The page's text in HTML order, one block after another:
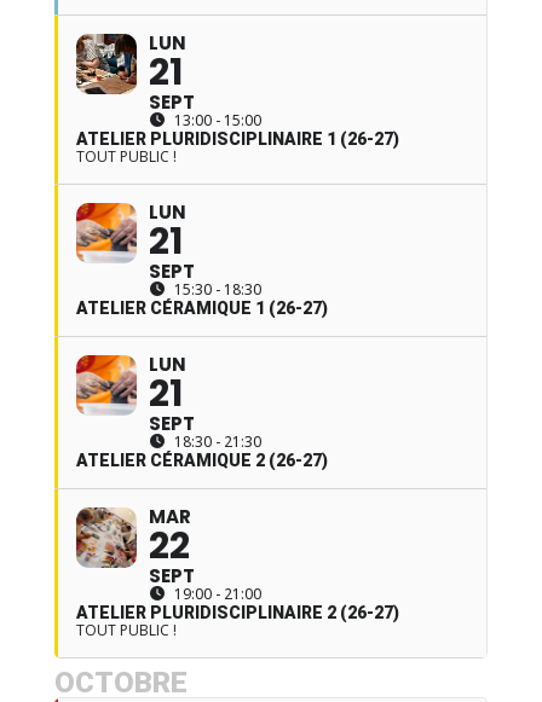
LUN
21
SEPT
13:00 - 15:00
ATELIER PLURIDISCIPLINAIRE 1 (26-27)
TOUT PUBLIC !
LUN
21
SEPT
15:30 - 18:30
ATELIER CÉRAMIQUE 1 (26-27)
LUN
21
SEPT
18:30 - 21:30
ATELIER CÉRAMIQUE 2 (26-27)
MAR
22
SEPT
19:00 - 21:00
ATELIER PLURIDISCIPLINAIRE 2 (26-27)
TOUT PUBLIC !
OCTOBRE